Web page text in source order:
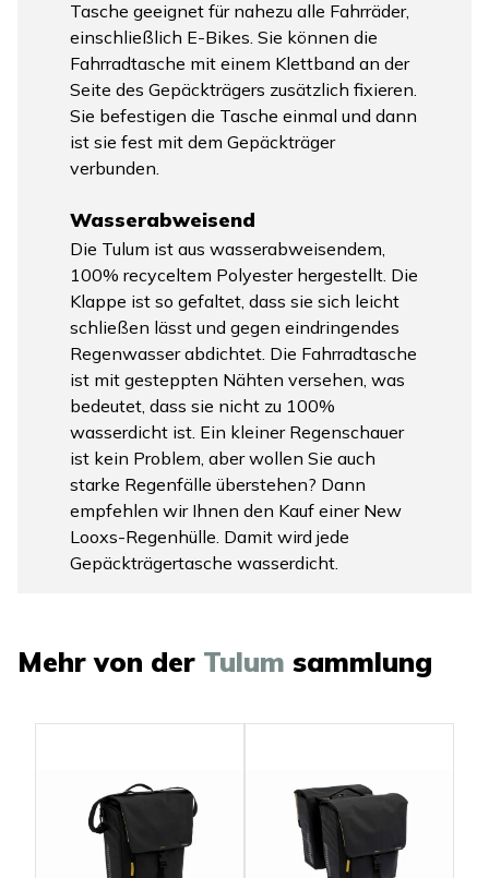
Tasche geeignet für nahezu alle Fahrräder,
einschließlich E-Bikes. Sie können die
Fahrradtasche mit einem Klettband an der
Seite des Gepäckträgers zusätzlich fixieren.
Sie befestigen die Tasche einmal und dann
ist sie fest mit dem Gepäckträger
verbunden.
Wasserabweisend
Die Tulum ist aus wasserabweisendem,
100% recyceltem Polyester hergestellt. Die
Klappe ist so gefaltet, dass sie sich leicht
schließen lässt und gegen eindringendes
Regenwasser abdichtet. Die Fahrradtasche
ist mit gesteppten Nähten versehen, was
bedeutet, dass sie nicht zu 100%
wasserdicht ist. Ein kleiner Regenschauer
ist kein Problem, aber wollen Sie auch
starke Regenfälle überstehen? Dann
empfehlen wir Ihnen den Kauf einer New
Looxs-Regenhülle. Damit wird jede
Gepäckträgertasche wasserdicht.
Mehr von der Tulum sammlung